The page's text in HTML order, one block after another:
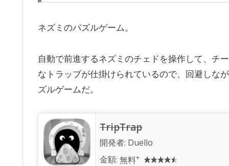
ネズミのパズルゲーム。
自動で前進するネズミのチェドを操作して、チ
なトラップが仕掛けられているので、回避しな
ズルゲームだ。
TripTrap
開発者: Duello
金額: 無料+